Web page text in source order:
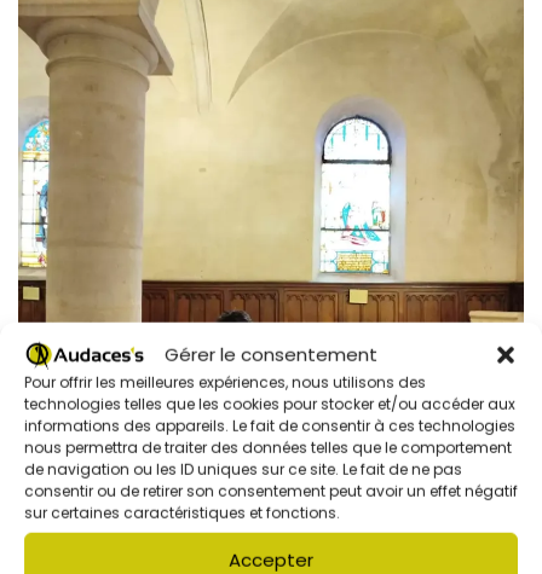
Gérer le consentement
Pour offrir les meilleures expériences, nous utilisons des
technologies telles que les cookies pour stocker et/ou accéder aux
informations des appareils. Le fait de consentir à ces technologies
nous permettra de traiter des données telles que le comportement
de navigation ou les ID uniques sur ce site. Le fait de ne pas
consentir ou de retirer son consentement peut avoir un effet négatif
sur certaines caractéristiques et fonctions.
Accepter